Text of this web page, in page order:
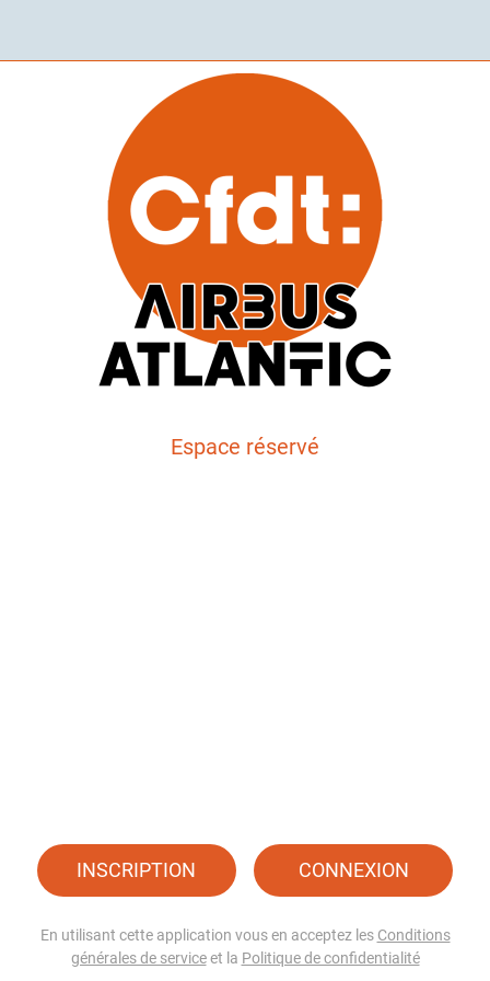
Espace réservé
INSCRIPTION CONNEXION
En utilisant cette application vous en acceptez les Conditions
générales de serviceet la Politique de confidentialité